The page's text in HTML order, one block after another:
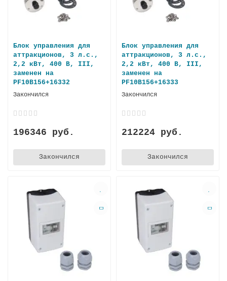
Блок управления для
аттракционов, 3 л.с.,
2,2 кВт, 400 В, III,
заменен на
PF10B156+16332
Закончился
196346 руб.
Закончился
Блок управления для
аттракционов, 3 л.с.,
2,2 кВт, 400 В, III,
заменен на
PF10B156+16333
Закончился
212224 руб.
Закончился